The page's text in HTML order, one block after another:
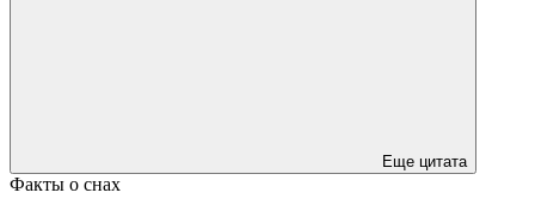
Еще цитата
Факты о снах